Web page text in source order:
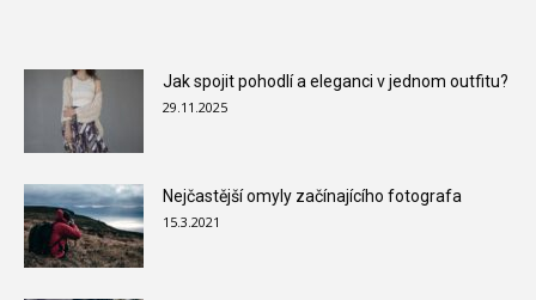
Jak spojit pohodlí a eleganci v jednom outfitu?
29.11.2025
Nejčastější omyly začínajícího fotografa
15.3.2021